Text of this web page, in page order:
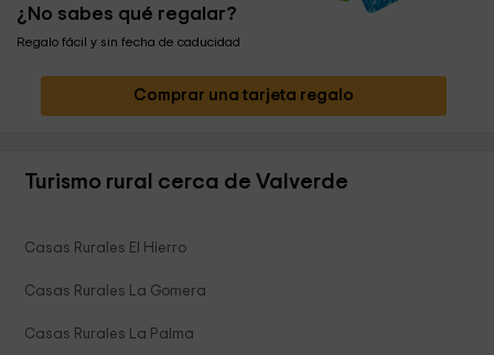
¿No sabes qué regalar?
Regalo fácil y sin fecha de caducidad
Comprar una tarjeta regalo
Turismo rural cerca de Valverde
Casas Rurales El Hierro
Casas Rurales La Gomera
Casas Rurales La Palma